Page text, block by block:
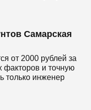
Самарская
от 2000 рублей за
факторов и точную
только инженер